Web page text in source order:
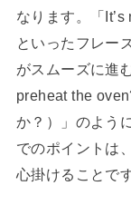
なります。「
といったフレー
がスムーズに進
preheat the
か？）」のよう
でのポイントは
心掛けることです